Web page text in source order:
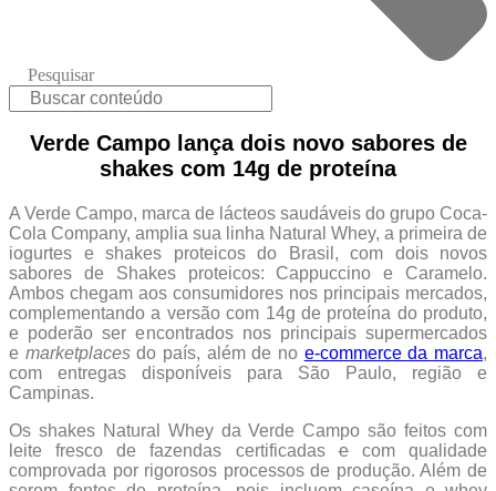
Pesquisar
Verde Campo lança dois novo sabores de
shakes com 14g de proteína
A Verde Campo, marca de lácteos saudáveis do grupo Coca-
Cola Company, amplia sua linha Natural Whey, a primeira de
iogurtes e shakes proteicos do Brasil, com dois novos
sabores de Shakes proteicos: Cappuccino e Caramelo.
Ambos chegam aos consumidores nos principais mercados,
complementando a versão com 14g de proteína do produto,
e poderão ser encontrados nos principais supermercados
e marketplacesdo país, além de no e-commerce da marca,
com entregas disponíveis para São Paulo, região e
Campinas.
Os shakes Natural Whey da Verde Campo são feitos com
leite fresco de fazendas certificadasecom qualidade
comprovada por rigorosos processos de produção. Além de